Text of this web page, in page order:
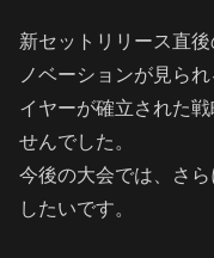
新セットリリース直
ノベーションが見ら
イヤーが確立された
せんでした。
今後の大会では、さ
したいです。